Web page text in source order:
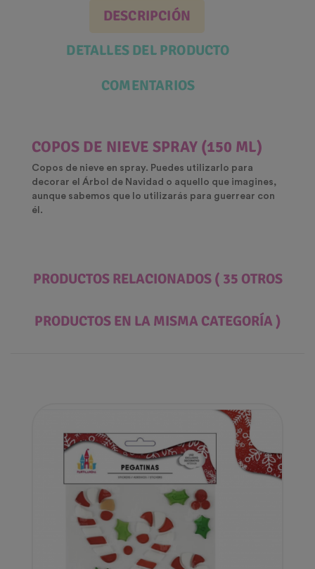
DESCRIPCIÓN
DETALLES DEL PRODUCTO
COMENTARIOS
COPOS DE NIEVE SPRAY (150 ML)
Copos de nieve en spray. Puedes utilizarlo para
decorar el Árbol de Navidad o aquello que imagines,
aunque sabemos que lo utilizarás para guerrear con
él.
PRODUCTOS RELACIONADOS ( 35 OTROS
PRODUCTOS EN LA MISMA CATEGORÍA )